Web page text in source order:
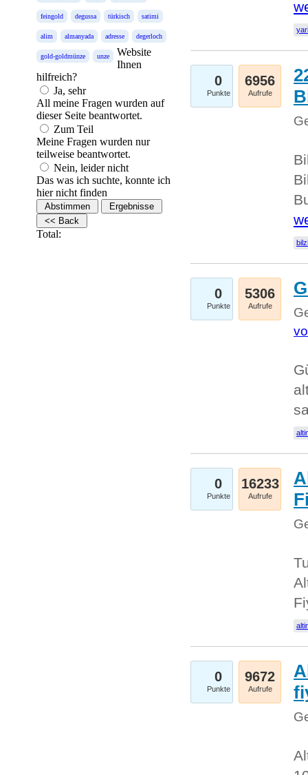
feingold degussa türkisch satimi
alim almanyada adresse degerloch
gold-goldmünze unze
Website
Ihnen
hilfreich?
Ja, sehr
All meine Fragen wurden auf
dieser Seite beantwortet.
Zum Teil
Meine Fragen wurden nur
teilweise beantwortet.
Nein, leider nicht
Das was ich suchte, konnte ich
hier nicht finden
Total:
0
Punkte
6956
Aufrufe
0
Punkte
5306
Aufrufe
0
Punkte
16233
Aufrufe
0
Punkte
9672
Aufrufe